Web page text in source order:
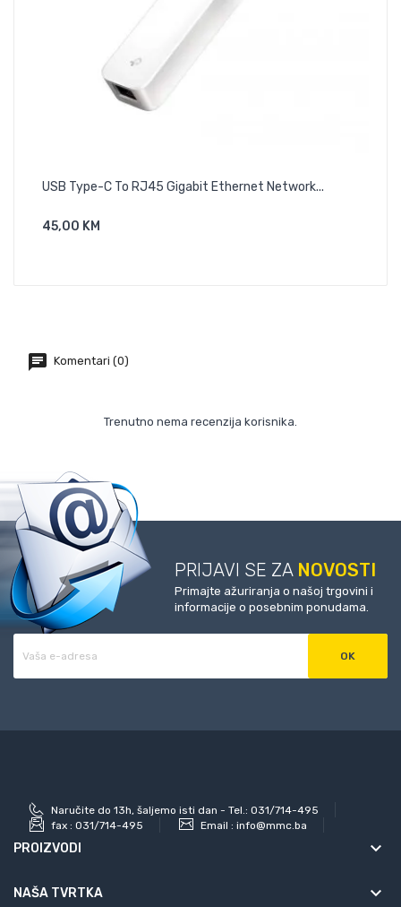
USB Type-C To RJ45 Gigabit Ethernet Network...
45,00 KMDodaj U Košaricu
Komentari (0)
Trenutno nema recenzija korisnika.
PRIJAVI SE ZA NOVOSTI
Primajte ažuriranja o našoj trgovini i
informacije o posebnim ponudama.
Naručite do 13h, šaljemo isti dan - Tel.: 031/714-495
fax : 031/714-495 Email : info@mmc.ba
PROIZVODI keyboard_arrow_down
NAŠA TVRTKA keyboard_arrow_down